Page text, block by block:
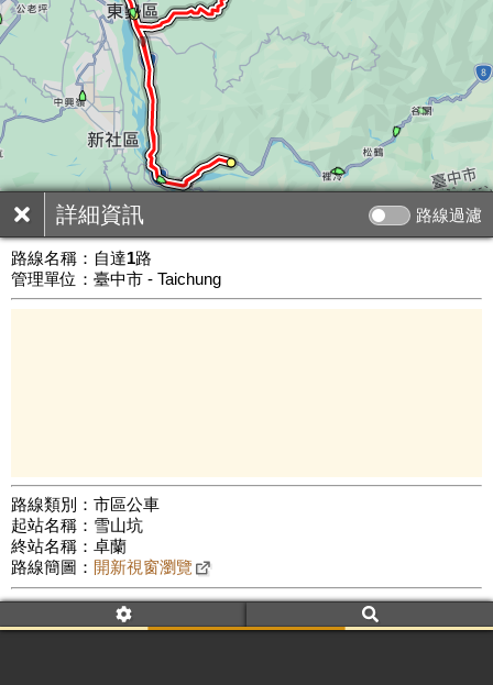
詳細資訊 路線過濾
路線名稱： 自達1路
管理單位：臺中市 - Taichung
路線類別：市區公車
起站名稱：雪山坑
終站名稱：卓蘭
路線簡圖： 開新視窗瀏覽
附屬名稱：自達1路
車頭描述：雪山坑
卓蘭
公車數量: 累計5609、上線4284